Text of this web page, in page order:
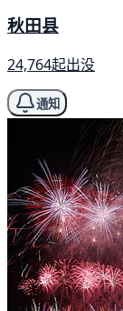
秋田县
24,764起出没
通知